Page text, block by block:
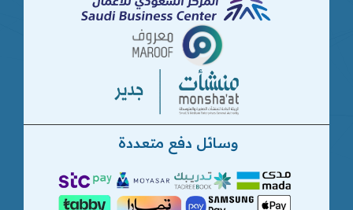
وسائل دفع متعددة